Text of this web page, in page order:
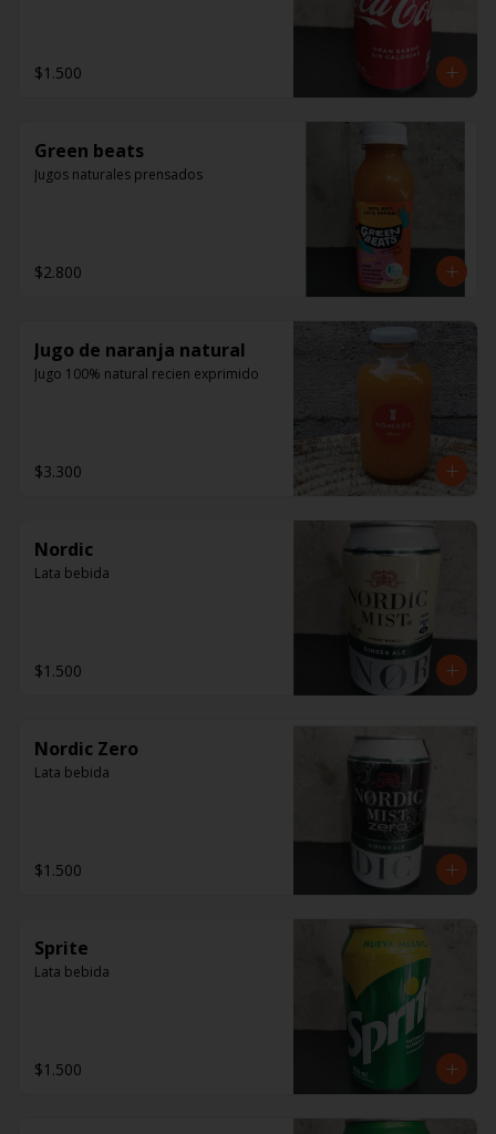
$1.500
Green beats
Jugos naturales prensados
$2.800
Jugo de naranja natural
Jugo 100% natural recien exprimido
$3.300
Nordic
Lata bebida
$1.500
Nordic Zero
Lata bebida
$1.500
Sprite
Lata bebida
$1.500